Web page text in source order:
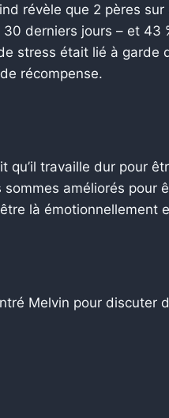
révèle que 2 pères
derniers jours – et 43
stress était lié à garde
récompense.
qu’il travaille dur pour
améliorés pour
là émotionnellement
Melvin pour discuter